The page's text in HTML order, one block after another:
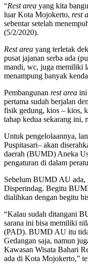
“Rest area yang kita
luar Kota Mojokerto, rest
sebentar setelah
(5/2/2020).
Rest area yang terletak
pusat jajanan serba ada
mandi, wc, juga memiliki
menampung banyak
Pembangunan rest area ini
pertama sudah berjalan
fisik gedung, kios – kios,
tahap kedua sekarang ini,
Untuk pengelolaannya,
Puspitasari– akan
daerah (BUMD) Aneka
pengaturan di dalam
Sebelum BUMD AU ada,
Disperindag. Begitu
dialihkan dengan begitu
“Kalau sudah ditangani
sarana ini bisa memiliki
(PAD). BUMD AU itu
Gedangan saja, namun
Kawasan Wisata Bahari
ada di Kota Mojokerto,”